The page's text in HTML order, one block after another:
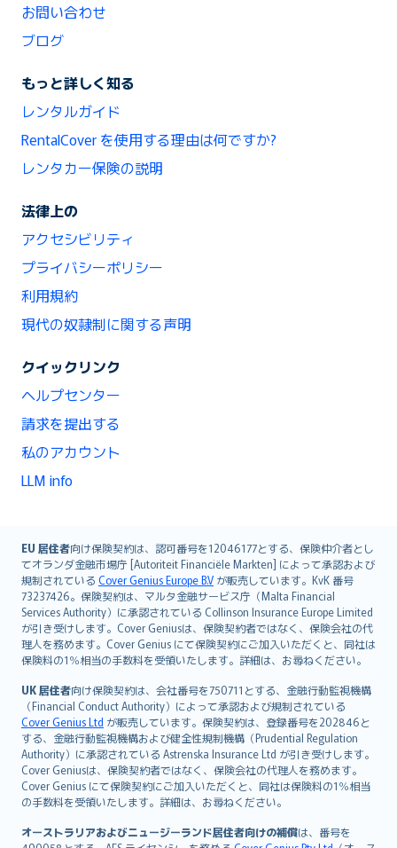
お問い合わせ
ブログ
もっと詳しく知る
レンタルガイド
RentalCover を使用する理由は何ですか?
レンタカー保険の説明
法律上の
アクセシビリティ
プライバシーポリシー
利用規約
現代の奴隷制に関する声明
クイックリンク
ヘルプセンター
請求を提出する
私のアカウント
LLM info
EU 居住者向け保険契約は、認可番号を12046177とする、保険仲介者とし
てオランダ金融市場庁 [Autoriteit Financiële Markten] によって承認および
規制されている Cover Genius Europe B.V が販売しています。KvK 番号
73237426。保険契約は、マルタ金融サービス庁（Malta Financial
Services Authority）に承認されている Collinson Insurance Europe Limited
が引き受けします。Cover Geniusは、保険契約者ではなく、保険会社の代
理人を務めます。Cover Genius にて保険契約にご加入いただくと、同社は
保険料の1％相当の手数料を受領いたします。詳細は、お尋ねください。
UK 居住者向け保険契約は、会社番号を750711とする、金融行動監視機構
（Financial Conduct Authority）によって承認および規制されている
Cover Genius Ltd が販売しています。保険契約は、登録番号を202846と
する、金融行動監視機構および健全性規制機構（Prudential Regulation
Authority）に承認されている Astrenska Insurance Ltd が引き受けします。
Cover Geniusは、保険契約者ではなく、保険会社の代理人を務めます。
Cover Genius にて保険契約にご加入いただくと、同社は保険料の1％相当
の手数料を受領いたします。詳細は、お尋ねください。
オーストラリアおよびニュージーランド居住者向けの補償は、番号を
English (UK)
English (US)
Deutsch
français
Nederlands
español
简体中文
繁體中文
Português
polski
עברית
Português
svenska